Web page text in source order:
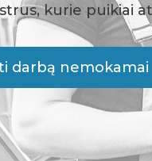
kurie puikiai
darbą nemokamai